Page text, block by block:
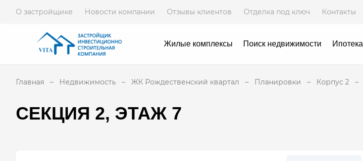
О застройщике Новости компании Отзывы клиентов Отделка под ключ Контакты
Жилые комплексы Поиск недвижимости Ипотека
Главная Недвижимость ЖК Рождественский квартал Планировки Корпус 2
СЕКЦИЯ 2, ЭТАЖ 7